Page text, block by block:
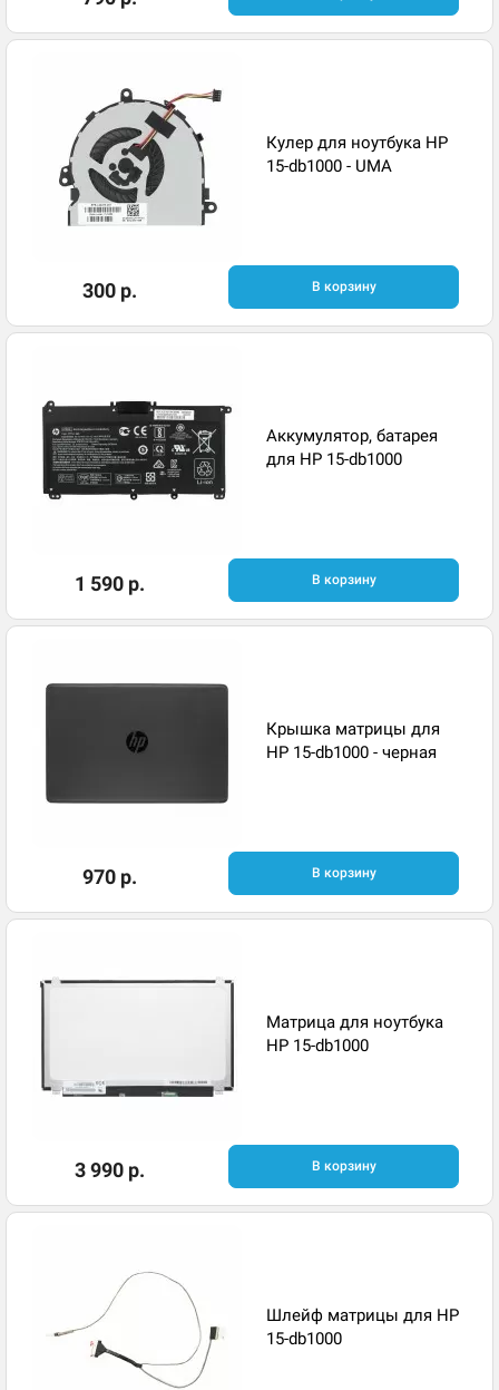
Кулер для ноутбука HP
15-db1000 - UMA
300 р. В корзину
Аккумулятор, батарея
для HP 15-db1000
1 590 р. В корзину
Крышка матрицы для
HP 15-db1000 - черная
970 р. В корзину
Матрица для ноутбука
HP 15-db1000
3 990 р. В корзину
Шлейф матрицы для HP
15-db1000